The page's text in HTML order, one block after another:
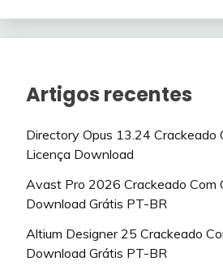
Artigos recentes
Directory Opus 13.24 Crackeado
Licença Download
Avast Pro 2026 Crackeado Com
Download Grátis PT-BR
Altium Designer 25 Crackeado
Download Grátis PT-BR